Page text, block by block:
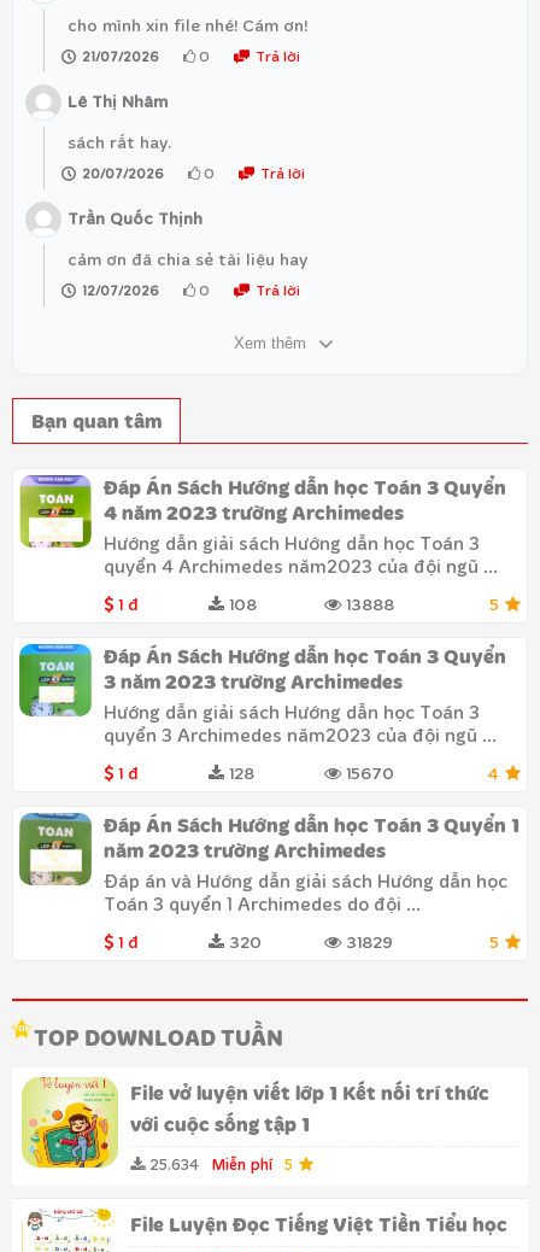
cho mình xin file nhé! Cám ơn!
21/07/2026 0 Trả lời
Lê Thị Nhâm
sách rất hay.
20/07/2026 0 Trả lời
Trần Quốc Thịnh
cảm ơn đã chia sẻ tài liệu hay
12/07/2026 0 Trả lời
Xem thêm
Bạn quan tâm
Đáp Án Sách Hướng dẫn học Toán 3 Quyển
4 năm 2023 trường Archimedes
Hướng dẫn giải sách Hướng dẫn học Toán 3
quyển 4 Archimedes năm2023 của đội ngũ ...
1 đ 108 13888 5
Đáp Án Sách Hướng dẫn học Toán 3 Quyển
3 năm 2023 trường Archimedes
Hướng dẫn giải sách Hướng dẫn học Toán 3
quyển 3 Archimedes năm2023 của đội ngũ ...
1 đ 128 15670 4
Đáp Án Sách Hướng dẫn học Toán 3 Quyển 1
năm 2023 trường Archimedes
Đáp án và Hướng dẫn giải sách Hướng dẫn học
Toán 3 quyển 1 Archimedes do đội ...
1 đ 320 31829 5
TOP DOWNLOAD TUẦN
File vở luyện viết lớp 1 Kết nối trí thức
với cuộc sống tập 1
25.634 Miễn phí 5
File Luyện Đọc Tiếng Việt Tiền Tiểu học